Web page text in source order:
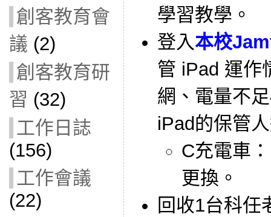
創客教育會
議 (2)
創客教育研
習 (32)
工作日誌
(156)
工作會議
(22)
學習教學。
登入本校
管 iPad 運作
網、電量不
iPad的保管
C充電車
更換。
回收1台科任